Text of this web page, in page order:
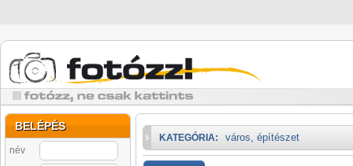
BELÉPÉS
név
KATEGÓRIA: város, építészet